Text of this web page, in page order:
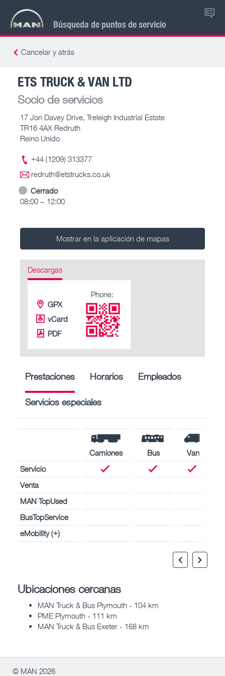
Búsqueda de puntos de servicio
ES
Cancelar y atrás
ETS TRUCK & VAN LTD
Socio de servicios
17 Jon Davey Drive, Treleigh Industrial Estate
TR16 4AX Redruth
Reino Unido
+44 (1209) 313377
redruth@etstrucks.co.uk
Cerrado
08:00 – 12:00
Mostrar en la aplicación de mapas
Descargas
GPX
vCard
PDF
Phone:
Prestaciones Horarios Empleados
Servicios especiales
Camiones Bus
Van
Servicio
Venta
MAN TopUsed
BusTopService
eMobility (+)
Ubicaciones cercanas
MAN Truck & Bus Plymouth - 104 km
PME Plymouth - 111 km
MAN Truck & Bus Exeter - 168 km
© MAN 2026